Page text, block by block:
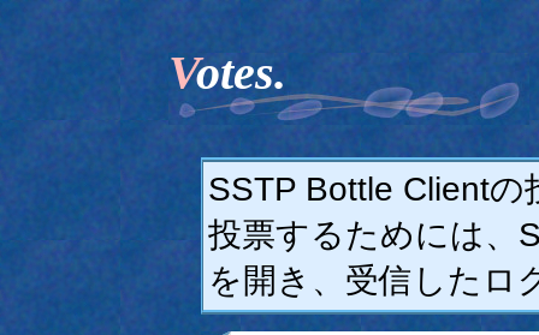
Votes.
SSTP Bottle Client
投票するためには、
を開き、受信したロ